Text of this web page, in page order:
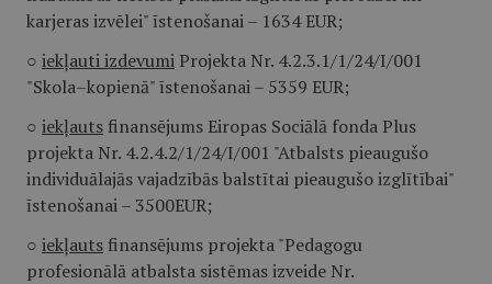
karjeras izvēlei" īstenošanai – 1634 EUR;
○ iekļauti izdevumi Projekta Nr. 4.2.3.1/1/24/I/001
"Skola–kopienā" īstenošanai – 5359 EUR;
○ iekļautsfinansējums Eiropas Sociālā fonda Plus
projekta Nr. 4.2.4.2/1/24/I/001 "Atbalsts pieaugušo
individuālajās vajadzībās balstītai pieaugušo izglītībai"
īstenošanai – 3500EUR;
○ iekļautsfinansējums projekta "Pedagogu
profesionālā atbalsta sistēmas izveide Nr.